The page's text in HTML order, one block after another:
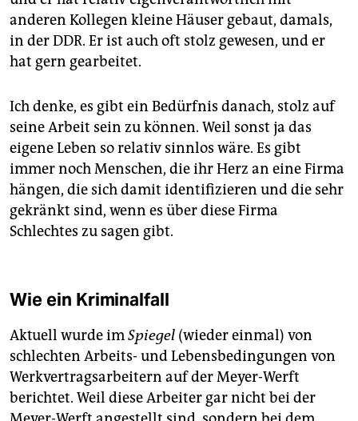
anderen Kollegen kleine Häuser gebaut, damals,
in der DDR. Er ist auch oft stolz gewesen, und er
hat gern gearbeitet.
Ich denke, es gibt ein Bedürfnis danach, stolz auf
seine Arbeit sein zu können. Weil sonst ja das
eigene Leben so relativ sinnlos wäre. Es gibt
immer noch Menschen, die ihr Herz an eine Firma
hängen, die sich damit identifizieren und die sehr
gekränkt sind, wenn es über diese Firma
Schlechtes zu sagen gibt.
Wie ein Kriminalfall
Aktuell wurde imSpiegel (wieder einmal) von
schlechten Arbeits- und Lebensbedingungen von
Werkvertragsarbeitern auf der Meyer-Werft
berichtet. Weil diese Arbeiter gar nicht bei der